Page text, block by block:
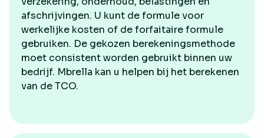
afschrijvingen. U kunt de formule voor
werkelijke kosten of de forfaitaire formule
gebruiken. De gekozen berekeningsmethode
moet consistent worden gebruikt binnen uw
bedrijf. Mbrella kan u helpen bij het berekenen
van de TCO.